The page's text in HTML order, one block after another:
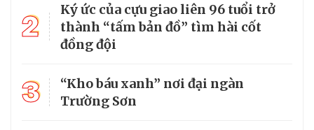
2
Ký ức của cựu giao liên 96 tuổi trở
thành “tấm bản đồ” tìm hài cốt
đồng đội
3
“Kho báu xanh” nơi đại ngàn
Trường Sơn